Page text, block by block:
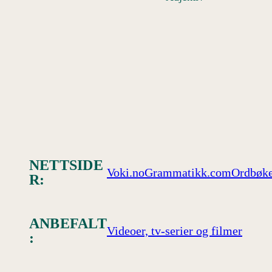
NETTSIDE
R:
Voki.noGrammatikk.com
ANBEFALT
:
Videoer, tv-serier og filmer